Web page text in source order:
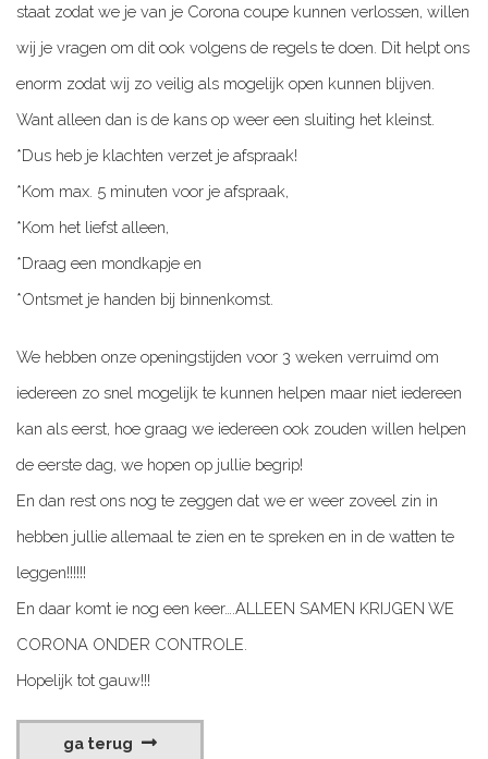
staat zodat we je van je Corona coupe kunnen verlossen, willen
wij je vragen om dit ook volgens de regels te doen. Dit helpt ons
enorm zodat wij zo veilig als mogelijk open kunnen blijven.
Want alleen dan is de kans op weer een sluiting het kleinst.
*Dus heb je klachten verzet je afspraak!
*Kom max. 5 minuten voor je afspraak,
*Kom het liefst alleen,
*Draag een mondkapje en
*Ontsmet je handen bij binnenkomst.
We hebben onze openingstijden voor 3 weken verruimd om
iedereen zo snel mogelijk te kunnen helpen maar niet iedereen
kan als eerst, hoe graag we iedereen ook zouden willen helpen
de eerste dag, we hopen op jullie begrip!
En dan rest ons nog te zeggen dat we er weer zoveel zin in
hebben jullie allemaal te zien en te spreken en in de watten te
leggen!!!!!!
En daar komt ie nog een keer….ALLEEN SAMEN KRIJGEN WE
CORONA ONDER CONTROLE.
Hopelijk tot gauw!!!
ga terug